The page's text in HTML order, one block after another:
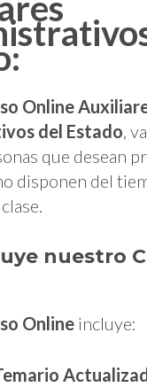
Online
del Estado,
que desean
disponen del
nuestro
Online incluye: